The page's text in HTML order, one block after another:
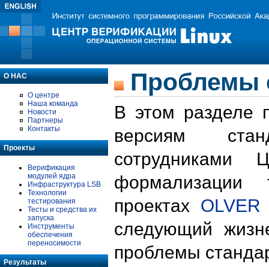
О НАС
О центре
Наша команда
Новости
Партнеры
Контакты
Проекты
Верификация
модулей ядра
Инфраструктура LSB
Технологии
тестирования
Тесты и средства их
запуска
Инструменты
обеспечения
переносимости
Результаты
Проблемы
В этом разделе
версиям
формализации
проектах OLVER
следующий
проблемы